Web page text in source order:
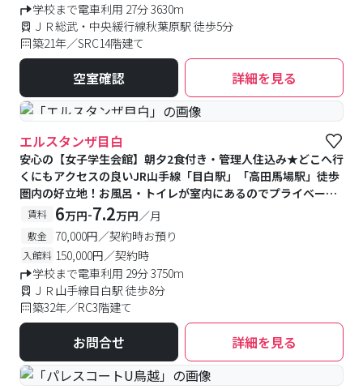
学校まで電車利用 27分 3630m
ＪＲ総武・中央緩行線秋葉原駅 徒歩5分
築21年／SRC14階建て
空室確認 詳細を見る
#食事付き #女性専用
エルスタンザ目白
安心の【女子学生会館】朝夕2食付き・管理人住込み★どこへ行
くにもアクセスの良いJR山手線「目白駅」「高田馬場駅」徒歩
圏内の好立地！お風呂・トイレが室内にあるのでプライベート
空間も確保可能です♪
賃料 6万円-7.2万円／月
敷金 70,000円／契約時お預り
入館料 150,000円／契約時
学校まで電車利用 29分 3750m
ＪＲ山手線目白駅 徒歩8分
築32年／RC3階建て
お問合せ 詳細を見る